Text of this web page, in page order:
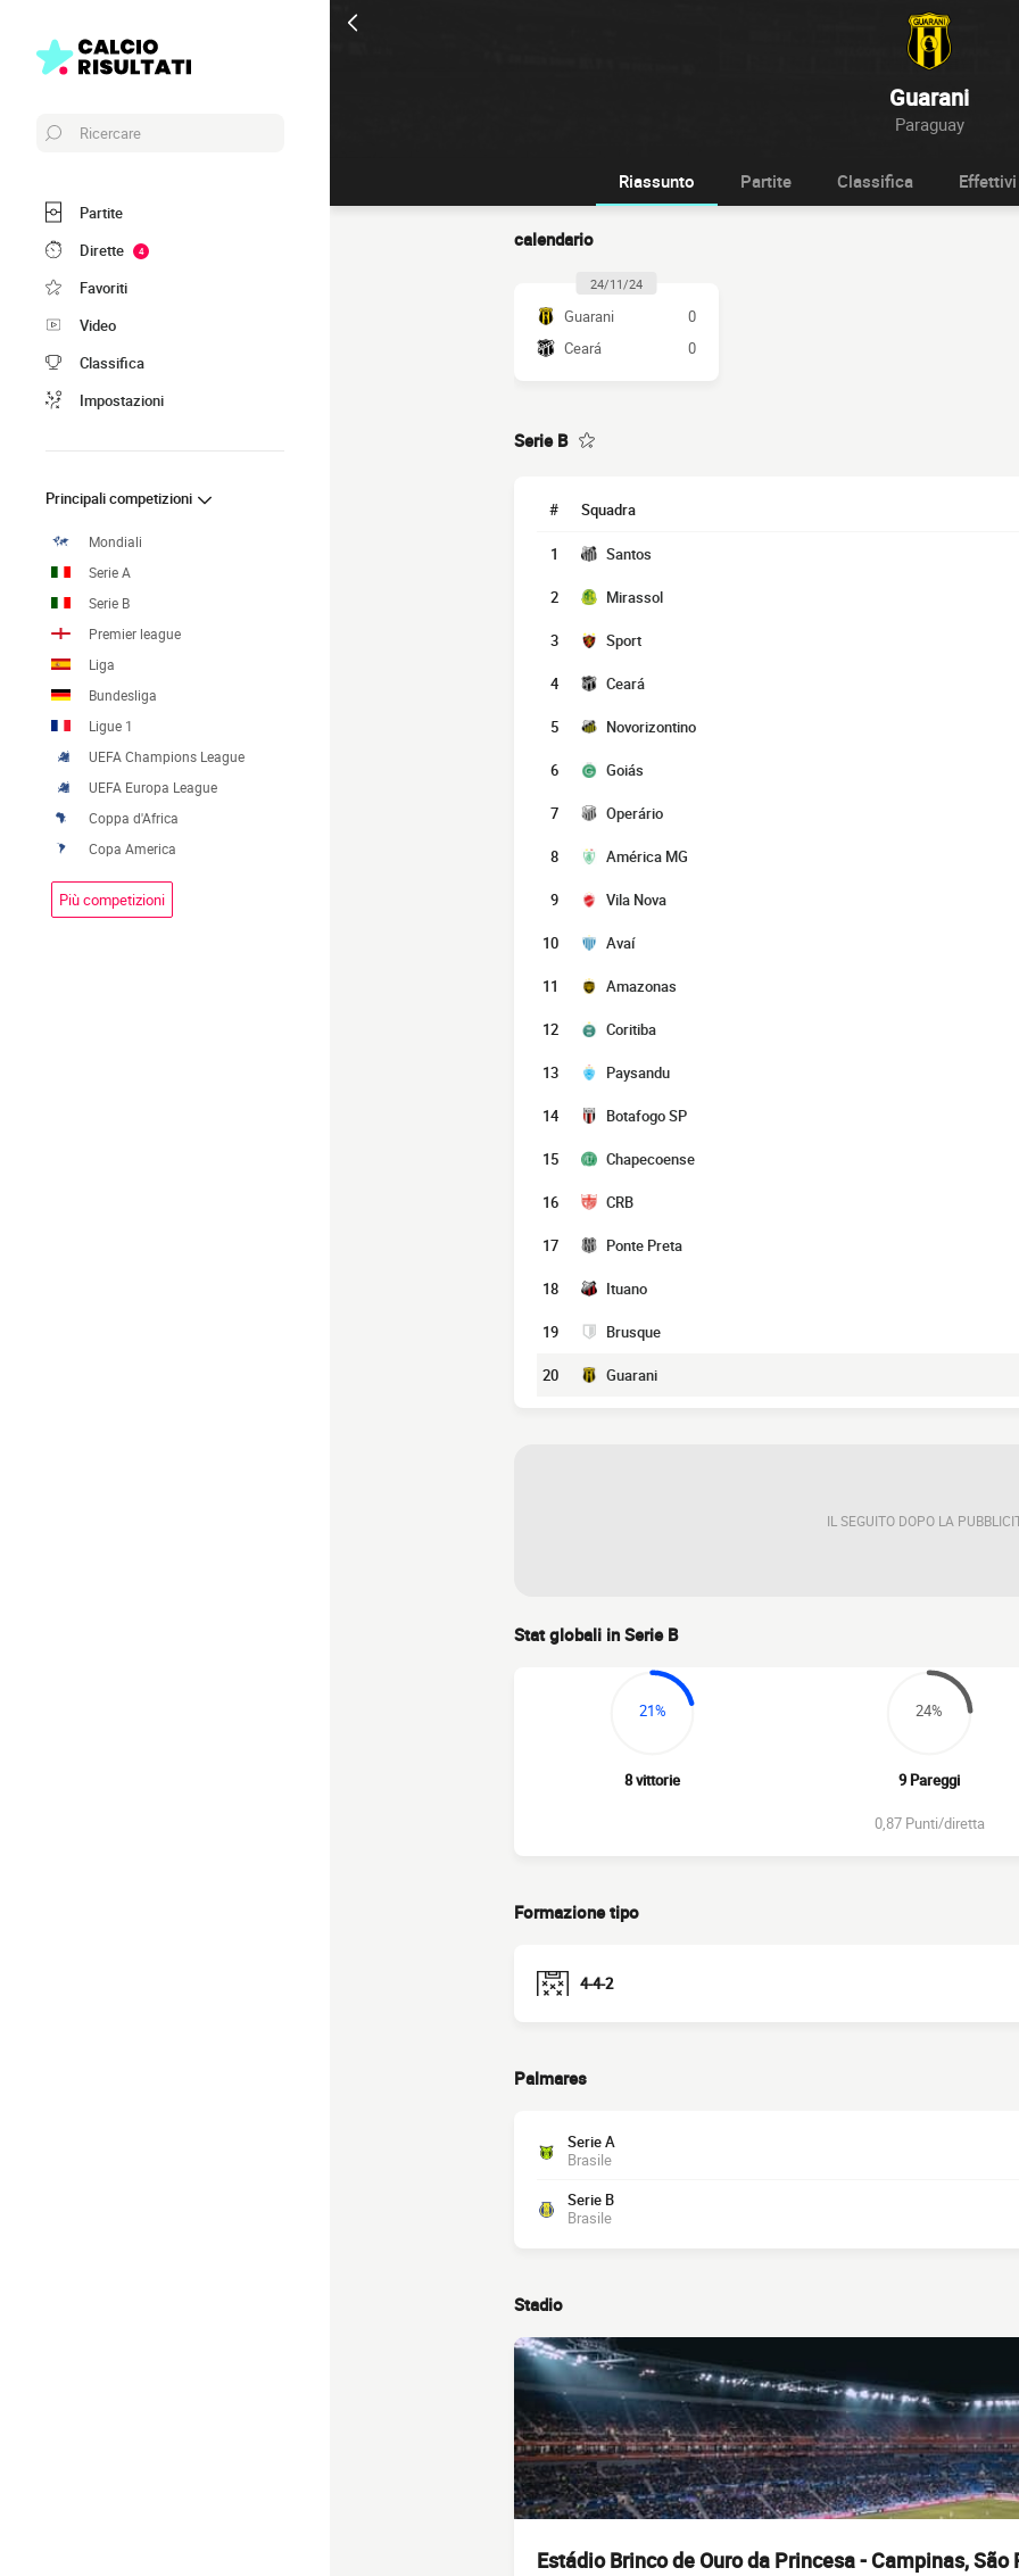
Guarani
Paraguay
Ricercare
Partite
Dirette
4
Favoriti
Video
Classifica
Impostazioni
Principali competizioni
Mondiali
Serie A
Serie B
Premier league
Liga
Bundesliga
Ligue 1
UEFA Champions League
UEFA Europa League
Coppa d'Africa
Copa America
Più competizioni
Riassunto Partite Classifica Effettivi
calendario
24/11/24
Guarani
0
Ceará
0
Serie B
# Squadra
1 Santos
2 Mirassol
3 Sport
4 Ceará
5 Novorizontino
6 Goiás
7 Operário
8 América MG
9 Vila Nova
10 Avaí
11 Amazonas
12 Coritiba
13 Paysandu
14 Botafogo SP
15 Chapecoense
16 CRB
17 Ponte Preta
18 Ituano
19 Brusque
20 Guarani
IL SEGUITO DOPO LA
Stat globali in Serie B
21%
8 vittorie
24%
9 Pareggi
0,87 Punti/diretta
Formazione tipo
4-4-2
Palmares
Serie A
Brasile
Serie B
Brasile
Stadio
Estádio Brinco de Ouro da Princesa - Campinas, São